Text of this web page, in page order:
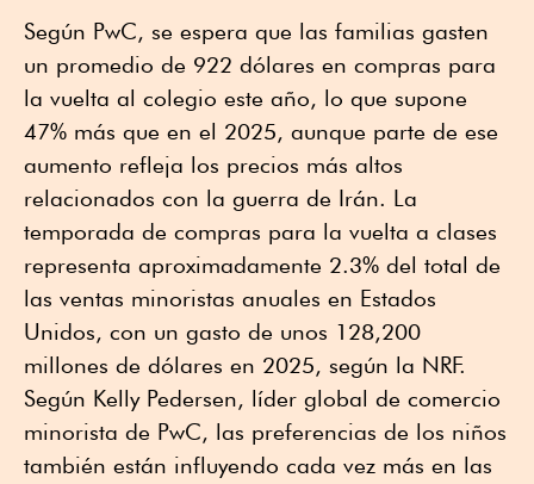
Según PwC, se espera que las familias gasten
un promedio de 922 dólares en compras para
la vuelta al colegio este año, lo que supone
47% más que en el 2025, aunque parte de ese
aumento refleja los precios más altos
relacionados con la guerra de Irán. La
temporada de compras para la vuelta a clases
representa aproximadamente 2.3% del total de
las ventas minoristas anuales en Estados
Unidos, con un gasto de unos 128,200
millones de dólares en 2025, según la NRF.
Según Kelly Pedersen, líder global de comercio
minorista de PwC, las preferencias de los niños
también están influyendo cada vez más en las